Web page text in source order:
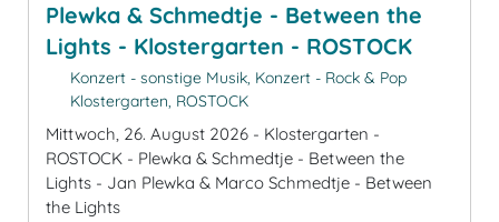
Plewka & Schmedtje - Between the
Lights - Klostergarten - ROSTOCK
Konzert - sonstige Musik, Konzert - Rock & Pop
Klostergarten, ROSTOCK
Mittwoch, 26. August 2026 - Klostergarten -
ROSTOCK - Plewka & Schmedtje - Between the
Lights - Jan Plewka & Marco Schmedtje - Between
the Lights